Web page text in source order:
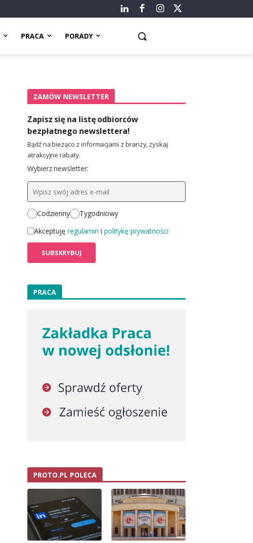
PRACA PORADY
ZAMÓW NEWSLETTER
Zapisz się na listę odbiorców
bezpłatnego newslettera!
Bądź na bieżąco z informacjami z branży, zyskaj
atrakcyjne rabaty.
Wybierz newsletter:
Codzienny
Tygodniowy
Akceptuję regulamin i politykę prywatności
PRACA
PROTO.PL POLECA